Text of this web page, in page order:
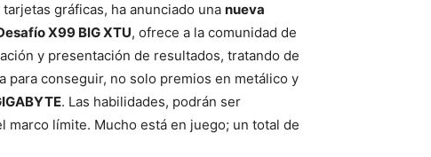
gráficas, ha anunciado una nueva
X99 BIG XTU, ofrece a la comunidad de
y presentación de resultados, tratando de
conseguir, no solo premios en metálico y
. Las habilidades, podrán ser
marco límite. Mucho está en juego; un total de